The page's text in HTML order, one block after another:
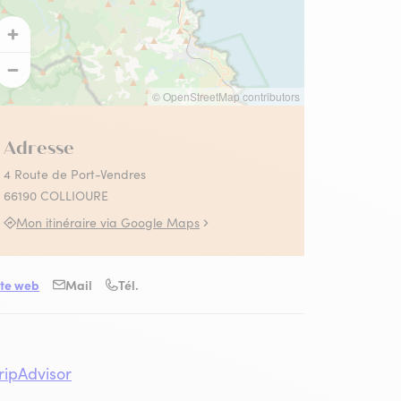
Collioure
en famille
moi le fauvisme
activités Absolument
les activités© OpenStreetMap contributors
Adresse
4 Route de Port-Vendres
66190 COLLIOURE
Mon itinéraire via Google Maps
web Mail Tél.